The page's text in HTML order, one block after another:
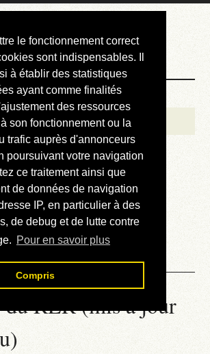
le fonctionnement correct
sont indispensables. Il
à établir des statistiques
ayant comme finalités
des ressources
son fonctionnement ou la
trafic auprès d'annonceurs
poursuivant votre navigation
ce traitement ainsi que
de données de navigation
IP, en particulier à des
de debug et de lutte contre
Pour en savoir plus
Compris
LE »
du RER (mis à jour